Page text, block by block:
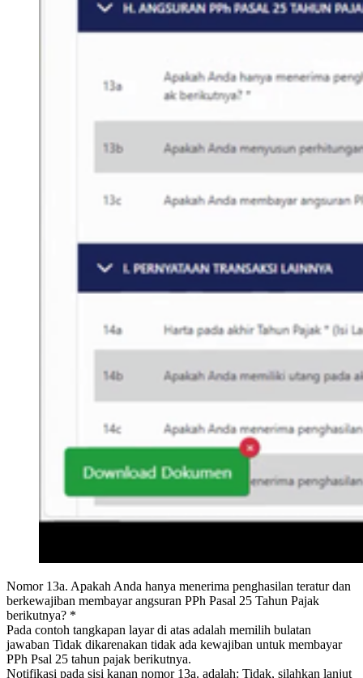
Nomor 13a. Apakah Anda hanya menerima penghasilan teratur dan
berkewajiban membayar angsuran PPh Pasal 25 Tahun Pajak
berikutnya? *
Pada contoh tangkapan layar di atas adalah memilih bulatan
jawaban Tidak dikarenakan tidak ada kewajiban untuk membayar
PPh Psal 25 tahun pajak berikutnya.
Notifikasi pada sisi kanan nomor 13a. adalah: Tidak, silahkan lanjut